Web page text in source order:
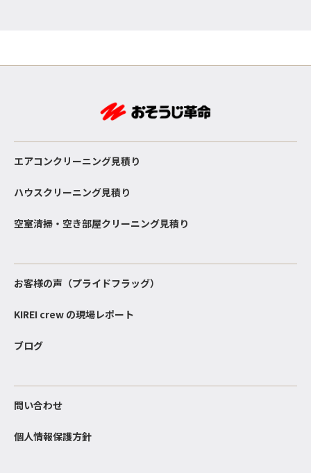
エアコンクリーニング見積り
ハウスクリーニング見積り
空室清掃・空き部屋クリーニング見積り
お客様の声（プライドフラッグ）
KIREI crew の現場レポート
ブログ
問い合わせ
個人情報保護方針